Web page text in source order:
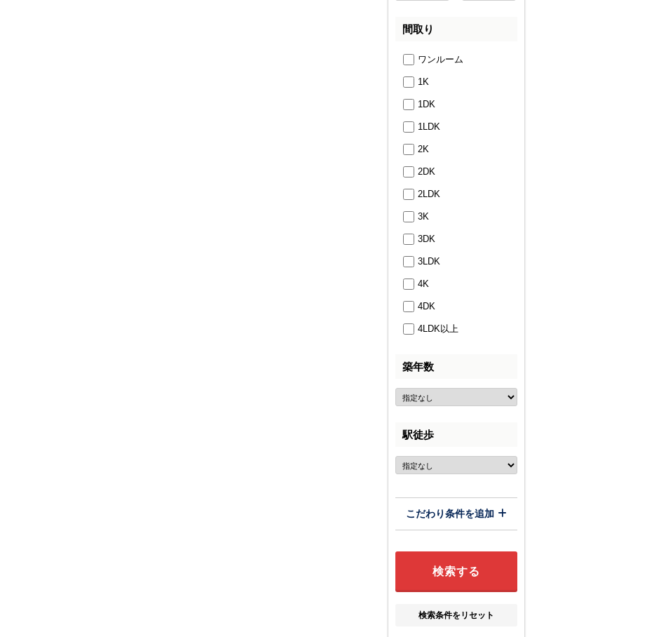
間取り
ワンルーム
1K
1DK
1LDK
2K
2DK
2LDK
3K
3DK
3LDK
4K
4DK
4LDK以上
築年数
駅徒歩
こだわり条件を追加
検索条件をリセット